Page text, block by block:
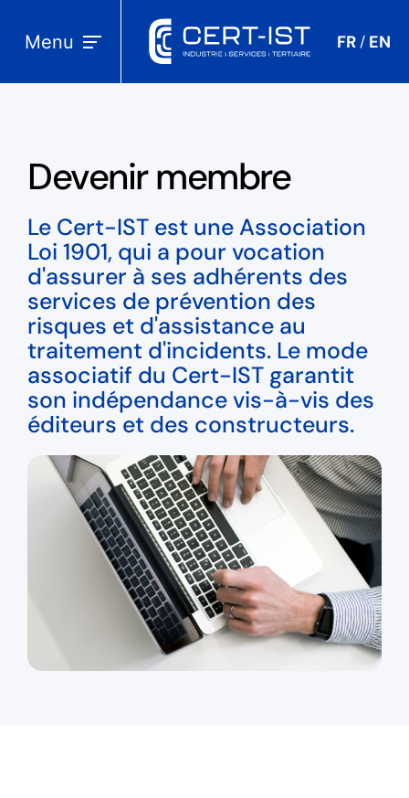
Menu FR / EN
Devenir membre
Le Cert-IST est une Association
Loi 1901, qui a pour vocation
d'assurer à ses adhérents des
services de prévention des
risques et d'assistance au
traitement d'incidents. Le mode
associatif du Cert-IST garantit
son indépendance vis-à-vis des
éditeurs et des constructeurs.